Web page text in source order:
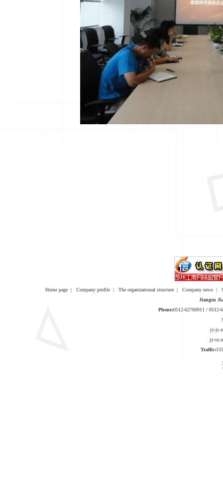
Home page | Company profile | The organizational structure | Company news |
Jiangsu
Phone:0512-62760911 / 0512-
jy-
jy-
Traffic: